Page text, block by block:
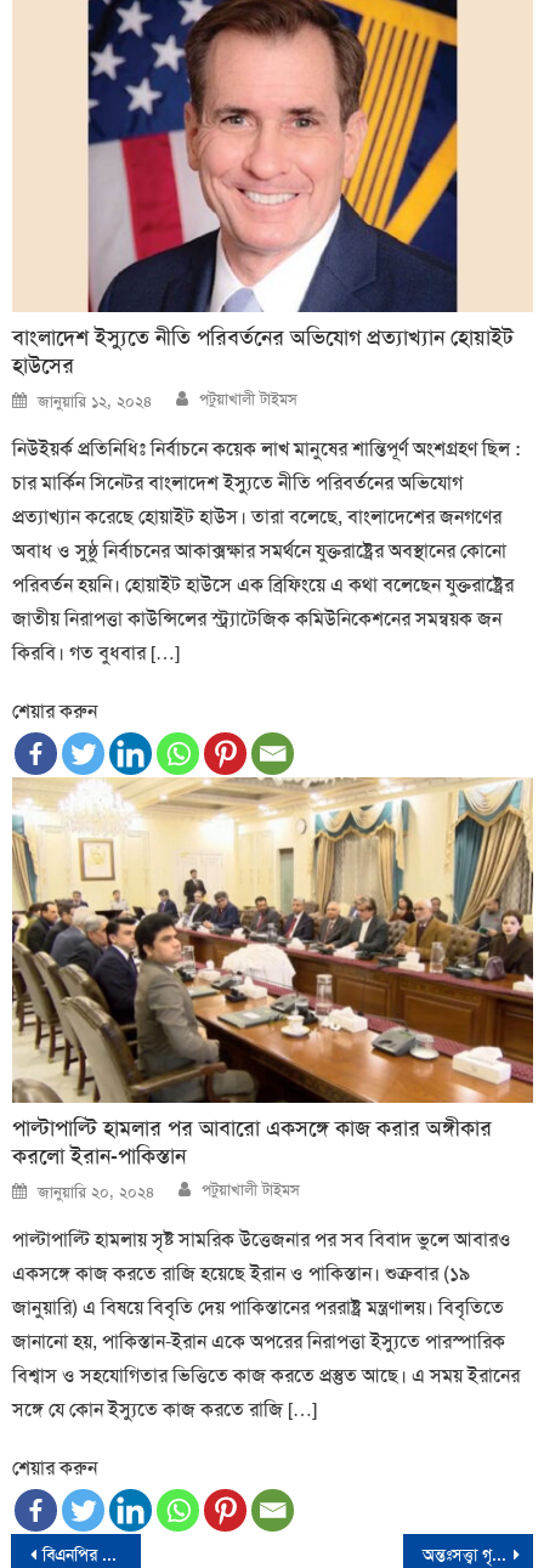
বাংলাদেশ ইস্যুতে নীতি পরিবর্তনের অভিযোগ প্রত্যাখ্যান হোয়াইট
হাউসের
Posted
on
জানুয়ারি ১২, ২০২৪ Author
পটুয়াখালী টাইমস
নিউইয়র্ক প্রতিনিধিঃ নির্বাচনে কয়েক লাখ মানুষের শান্তিপূর্ণ অংশগ্রহণ ছিল :
চার মার্কিন সিনেটর বাংলাদেশ ইস্যুতে নীতি পরিবর্তনের অভিযোগ
প্রত্যাখ্যান করেছে হোয়াইট হাউস। তারা বলেছে, বাংলাদেশের জনগণের
অবাধ ও সুষ্ঠু নির্বাচনের আকাক্সক্ষার সমর্থনে যুক্তরাষ্ট্রের অবস্থানের কোনো
পরিবর্তন হয়নি। হোয়াইট হাউসে এক ব্রিফিংয়ে এ কথা বলেছেন যুক্তরাষ্ট্রের
জাতীয় নিরাপত্তা কাউন্সিলের স্ট্র্যাটেজিক কমিউনিকেশনের সমন্বয়ক জন
কিরবি। গত বুধবার […]
শেয়ার করুন
পাল্টাপাল্টি হামলার পর আবারো একসঙ্গে কাজ করার অঙ্গীকার
করলো ইরান-পাকিস্তান
Posted
on
জানুয়ারি ২০, ২০২৪ Author
পটুয়াখালী টাইমস
পাল্টাপাল্টি হামলায় সৃষ্ট সামরিক উত্তেজনার পর সব বিবাদ ভুলে আবারও
একসঙ্গে কাজ করতে রাজি হয়েছে ইরান ও পাকিস্তান। শুক্রবার (১৯
জানুয়ারি) এ বিষয়ে বিবৃতি দেয় পাকিস্তানের পররাষ্ট্র মন্ত্রণালয়। বিবৃতিতে
জানানো হয়, পাকিস্তান-ইরান একে অপরের নিরাপত্তা ইস্যুতে পারস্পারিক
বিশ্বাস ও সহযোগিতার ভিত্তিতে কাজ করতে প্রস্তুত আছে। এ সময় ইরানের
সঙ্গে যে কোন ইস্যুতে কাজ করতে রাজি […]
শেয়ার করুন
Post বিএনপির কালো পতাকা মিছিল থেকে আটকের পর ড. মঈন খানকে ছেড়ে দিয়েছে পুলিশ অন্তঃসত্ত্বা গৃহবধূকে ধর্ষণ মামলায় শ্রমিক লীগ নেতা গ্রেফতার